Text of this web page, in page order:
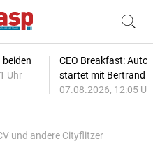
Uhr
CEO Breakfast:
startet mit Bertrand
07.08.2026, 12:05
und andere Cityflitzer